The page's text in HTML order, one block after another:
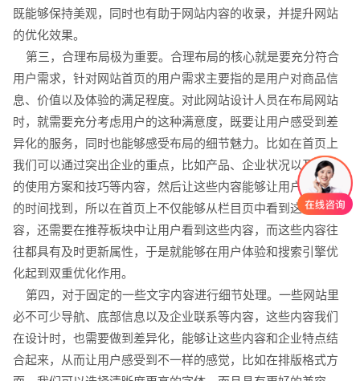
既能够保持美观，同时也有助于网站内容的收录，并提升网站
的优化效果。
第三，合理布局极为重要。合理布局的核心就是要充分符合
用户需求，针对网站首页的用户需求主要指的是用户对商品信
息、价值以及体验的满足程度。对此网站设计人员在布局网站
时，就需要充分考虑用户的这种满意度，既要让用户感受到差
异化的服务，同时也能够感受布局的细节魅力。比如在首页上
我们可以通过突出企业的重点，比如产品、企业状况以及相关
的使用方案和技巧等内容，然后让这些内容能够让用户以较快
的时间找到，所以在首页上不仅能够从栏目页中看到这些内
容，还需要在推荐板块中让用户看到这些内容，而这些内容往
往都具有及时更新属性，于是就能够在用户体验和搜索引擎优
化起到双重优化作用。
第四，对于固定的一些文字内容进行细节处理。一些网站里
必不可少导航、底部信息以及企业联系等内容，这些内容我们
在设计时，也需要做到差异化，能够让这些内容和企业特点结
合起来，从而让用户感受到不一样的感觉，比如在排版格式方
创意品牌型网站 · 标准企业官网建设 · 外贸网